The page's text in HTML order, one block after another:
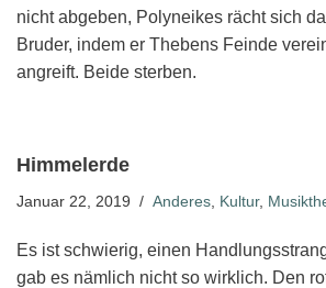
nicht abgeben, Polyneikes rächt sich
Bruder, indem er Thebens Feinde
angreift. Beide sterben.
Himmelerde
Januar 22, 2019 Anderes Kultur,
Es ist schwierig, einen
gab es nämlich nicht so wirklich. Den